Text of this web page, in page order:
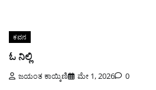
ಕವನ
ಓ ನಿಲ್ಲಿ
ಜಯಂತ ಕಾಯ್ಕಿಣಿ ಮೇ 1, 2026 0